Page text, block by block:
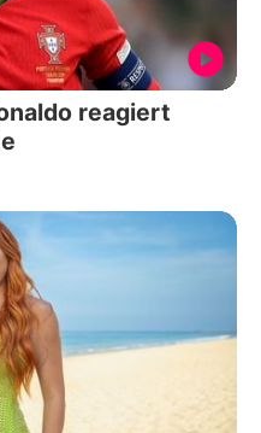
reagiert